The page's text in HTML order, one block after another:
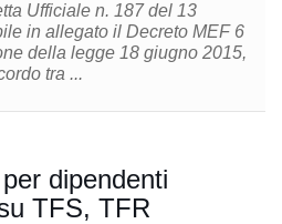
Ufficiale n. 187 del 13
in allegato il Decreto MEF 6
della legge 18 giugno 2015,
tra ...
dipendenti
TFS, TFR